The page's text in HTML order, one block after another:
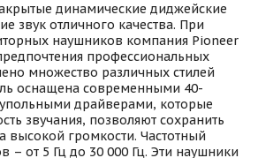
динамические диджейские
звук отличного качества. При
наушников компания Pioneer
профессиональных
множество различных стилей
оснащена современными 40-
драйверами, которые
звучания, позволяют сохранить
высокой громкости. Частотный
– от 5 Гц до 30 000 Гц. Эти наушники